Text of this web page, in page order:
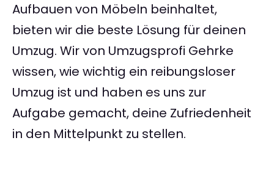
Aufbauen von Möbeln beinhaltet,
bieten wir die beste Lösung für deinen
Umzug. Wir von Umzugsprofi Gehrke
wissen, wie wichtig ein reibungsloser
Umzug ist und haben es uns zur
Aufgabe gemacht, deine Zufriedenheit
in den Mittelpunkt zu stellen.